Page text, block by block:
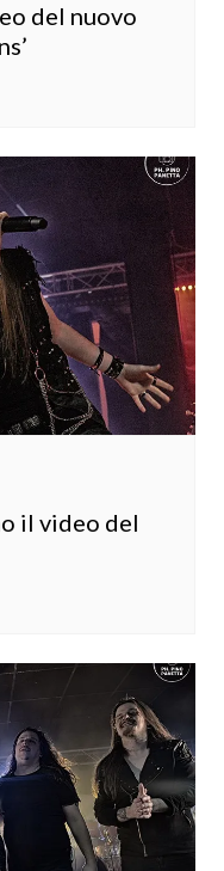
del nuovo
il video del